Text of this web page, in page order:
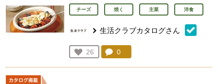
チーズ 焼く 主菜 洋食
生活クラブカタログさん
お気に入り登録：
26
人が登録
コメント：
0